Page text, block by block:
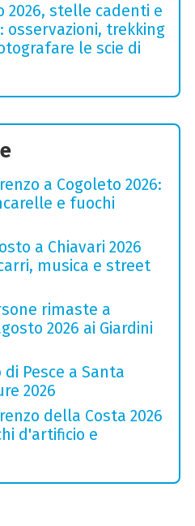
2026, stelle cadenti e
osservazioni, trekking
le scie di
a Cogoleto 2026:
e fuochi
a Chiavari 2026
musica e street
rimaste a
2026 ai Giardini
Pesce a Santa
2026
della Costa 2026
d'artificio e